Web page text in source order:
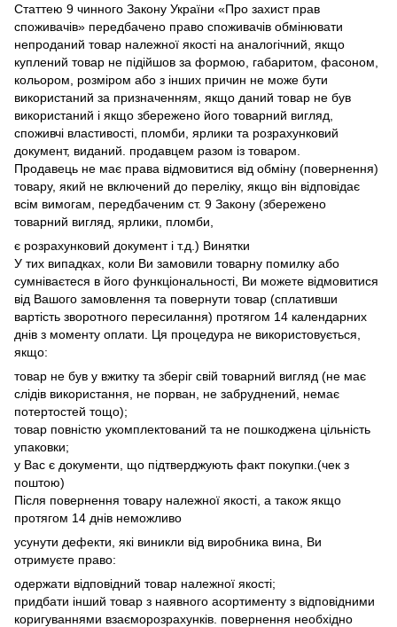
Статтею 9 чинного Закону України «Про захист прав
споживачів» передбачено право споживачів обмінювати
непроданий товар належної якості на аналогічний, якщо
куплений товар не підійшов за формою, габаритом, фасоном,
кольором, розміром або з інших причин не може бути
використаний за призначенням, якщо даний товар не був
використаний і якщо збережено його товарний вигляд,
споживчі властивості, пломби, ярлики та розрахунковий
документ, виданий. продавцем разом із товаром.
Продавець не має права відмовитися від обміну (повернення)
товару, який не включений до переліку, якщо він відповідає
всім вимогам, передбаченим ст. 9 Закону (збережено
товарний вигляд, ярлики, пломби,
є розрахунковий документ і т.д.) Винятки
У тих випадках, коли Ви замовили товарну помилку або
сумніваєтеся в його функціональності, Ви можете відмовитися
від Вашого замовлення та повернути товар (сплативши
вартість зворотного пересилання) протягом 14 календарних
днів з моменту оплати. Ця процедура не використовується,
якщо:
товар не був у вжитку та зберіг свій товарний вигляд (не має
слідів використання, не порван, не забруднений, немає
потертостей тощо);
товар повністю укомплектований та не пошкоджена цільність
упаковки;
у Вас є документи, що підтверджують факт покупки.(чек з
поштою)
Після повернення товару належної якості, а також якщо
протягом 14 днів неможливо
усунути дефекти, які виникли від виробника вина, Ви
отримуєте право:
одержати відповідний товар належної якості;
придбати інший товар з наявного асортименту з відповідними
коригуваннями взаєморозрахунків. повернення необхідно